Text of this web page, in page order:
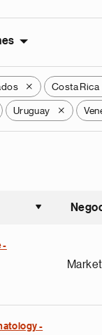
X Costa Rica
Uruguay X
-
-